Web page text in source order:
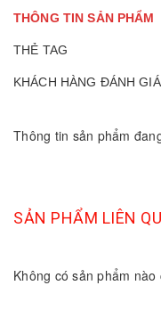
THÔNG TIN SẢN PHẨM
THẺ TAG
KHÁCH HÀNG ĐÁNH GIÁ
Thông tin sản phẩm
SẢN PHẨM LIÊN
Không có sản phẩm